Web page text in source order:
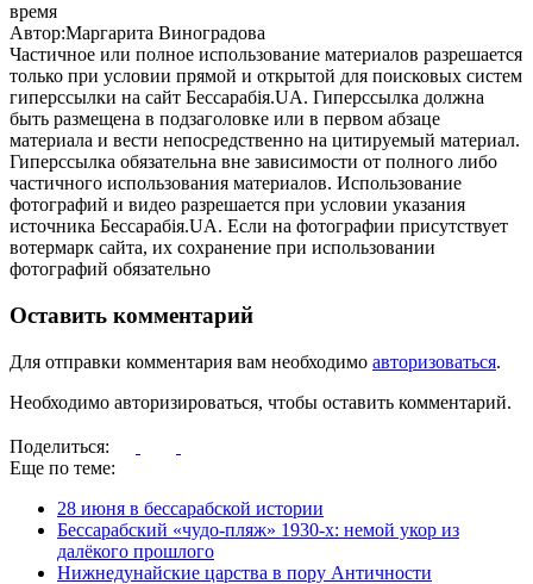
время
Автор:Маргарита Виноградова
Частичное или полное использование материалов разрешается
только при условии прямой и открытой для поисковых систем
гиперссылки на сайт Бессарабія.UA. Гиперссылка должна
быть размещена в подзаголовке или в первом абзаце
материала и вести непосредственно на цитируемый материал.
Гиперссылка обязательна вне зависимости от полного либо
частичного использования материалов. Использование
фотографий и видео разрешается при условии указания
источника Бессарабія.UA. Если на фотографии присутствует
вотермарк сайта, их сохранение при использовании
фотографий обязательно
Оставить комментарий
Для отправки комментария вам необходимо авторизоваться.
Необходимо авторизироваться, чтобы оставить комментарий.
Поделиться:
Еще по теме:
28 июня в бессарабской истории
Бессарабский «чудо-пляж» 1930-х: немой укор из
далёкого прошлого
Нижнедунайские царства в пору Античности